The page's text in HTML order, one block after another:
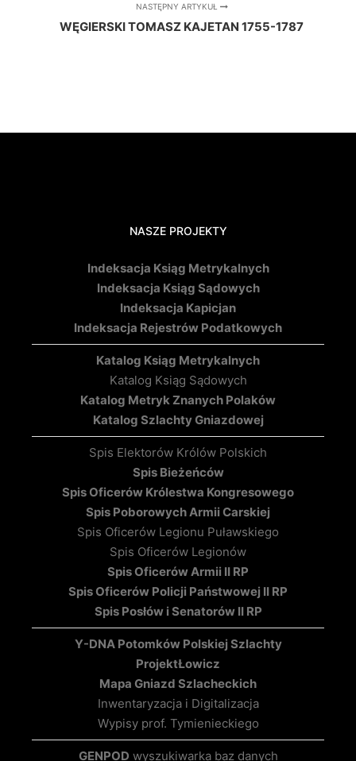
NASTĘPNY ARTYKUŁ
WĘGIERSKI TOMASZ KAJETAN 1755-1787
NASZE PROJEKTY
Indeksacja Ksiąg Metrykalnych
Indeksacja Ksiąg Sądowych
Indeksacja Kapicjan
Indeksacja Rejestrów Podatkowych
Katalog Ksiąg Metrykalnych
Katalog Ksiąg Sądowych
Katalog Metryk Znanych Polaków
Katalog Szlachty Gniazdowej
Spis Elektorów Królów Polskich
Spis Bieżeńców
Spis Oficerów Królestwa Kongresowego
Spis Poborowych Armii Carskiej
Spis Oficerów Legionu Puławskiego
Spis Oficerów Legionów
Spis Oficerów Armii II RP
Spis Oficerów Policji Państwowej II RP
Spis Posłów i Senatorów II RP
Y-DNA Potomków Polskiej Szlachty
ProjektŁowicz
Mapa Gniazd Szlacheckich
Inwentaryzacja i Digitalizacja
Wypisy prof. Tymienieckiego
GENPOD wyszukiwarka baz danych